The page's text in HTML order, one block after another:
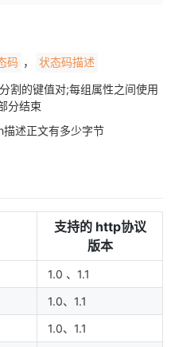
码 ， 状态码描述
割的键值对;每组属性之间使用
分结束
述正文有多少字节
支持的 http协议
版本
1.0 、1.1
1.0、1.1
1.0、1.1